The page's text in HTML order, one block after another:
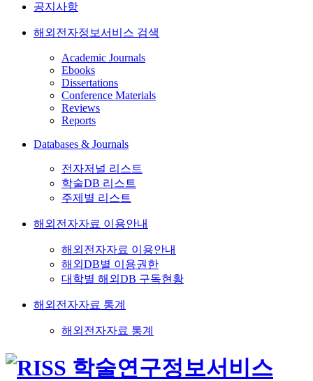
공지사항
해외전자정보서비스 검색
Academic Journals
Ebooks
Dissertations
Conference Materials
Reviews
Reports
Databases & Journals
전자저널 리스트
학술DB 리스트
주제별 리스트
해외전자자료 이용안내
해외전자자료 이용안내
해외DB별 이용권한
대학별 해외DB 구독현황
해외전자자료 통계
해외전자자료 통계